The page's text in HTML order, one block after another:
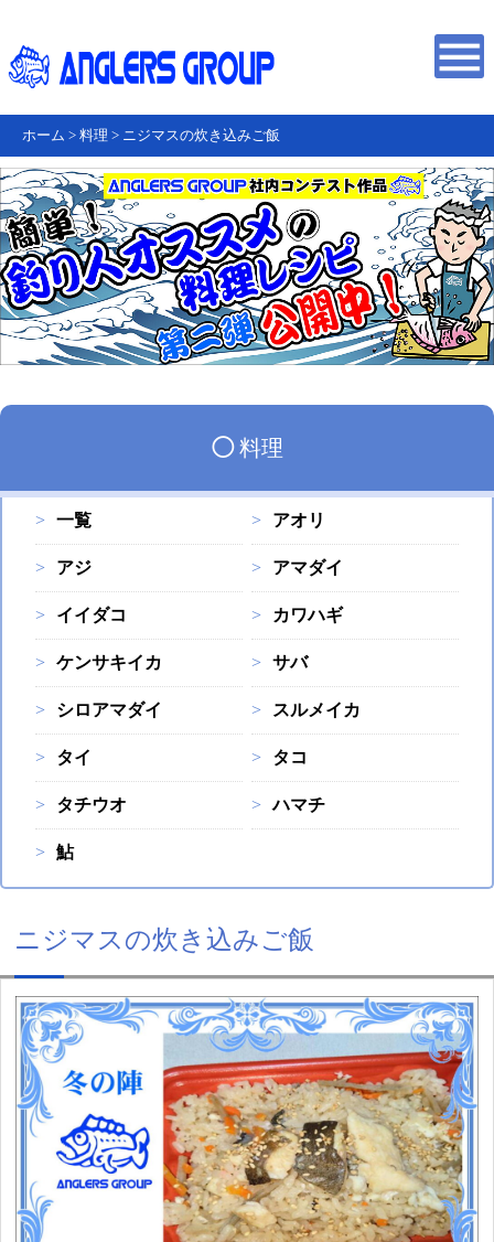
ホーム > 料理 > ニジマスの炊き込みご飯
◯料理
一覧 アオリ
アジ アマダイ
イイダコ カワハギ
ケンサキイカ サバ
シロアマダイ スルメイカ
タイ タコ
タチウオ ハマチ
鮎
ニジマスの炊き込みご飯